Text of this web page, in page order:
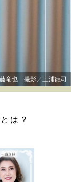
藤竜也 撮影／三浦龍司
は？